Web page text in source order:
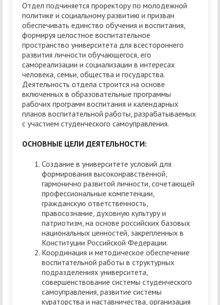
Отдел подчиняется проректору по молодежной
политике и социальному развитию и призван
обеспечивать единство обучения и воспитания,
формируя целостное воспитательное
пространство университета для всестороннего
развития личности обучающегося, его
самореализации и социализации в интересах
человека, семьи, общества и государства.
Деятельность отдела строится на основе
включенных в образовательные программы
рабочих программ воспитания и календарных
планов воспитательной работы, разрабатываемых
с участием студенческого самоуправления.
ОСНОВНЫЕ ЦЕЛИ ДЕЯТЕЛЬНОСТИ:
Создание в университете условий для
формирования высоконравственной,
гармонично развитой личности, сочетающей
профессиональные компетенции,
гражданскую ответственность,
правосознание, духовную культуру и
патриотизм, на основе российских базовых
национальных ценностей, закрепленных в
Конституции Российской Федерации.
Координация и методическое обеспечение
воспитательной работы в структурных
подразделениях университета,
совершенствование системы студенческого
самоуправления, развитие системы
кураторства и наставничества, организация